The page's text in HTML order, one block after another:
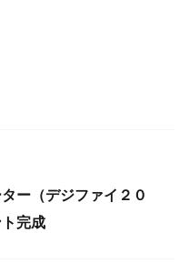
ー（デジファイ２０
完成